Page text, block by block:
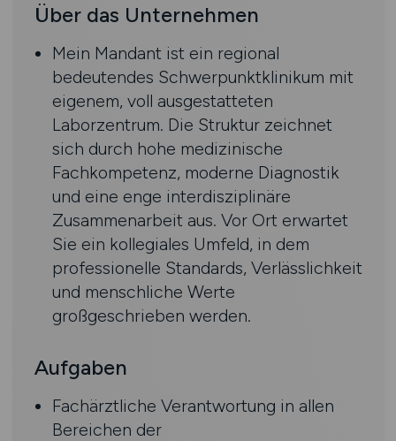
Über das Unternehmen
Mein Mandant ist ein regional
bedeutendes Schwerpunktklinikum mit
eigenem, voll ausgestatteten
Laborzentrum. Die Struktur zeichnet
sich durch hohe medizinische
Fachkompetenz, moderne Diagnostik
und eine enge interdisziplinäre
Zusammenarbeit aus. Vor Ort erwartet
Sie ein kollegiales Umfeld, in dem
professionelle Standards, Verlässlichkeit
und menschliche Werte
großgeschrieben werden.
Aufgaben
Fachärztliche Verantwortung in allen
Bereichen der